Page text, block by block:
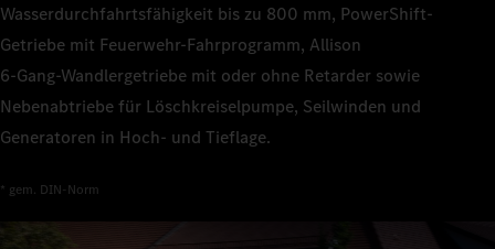
Wasserdurchfahrtsfähigkeit bis zu 800 mm, PowerShift-
Getriebe mit Feuerwehr-Fahrprogramm, Allison
6‑Gang‑Wandlergetriebe mit oder ohne Retarder sowie
Nebenabtriebe für Löschkreiselpumpe, Seilwinden und
Generatoren in Hoch- und Tieflage.
* gem. DIN-Norm